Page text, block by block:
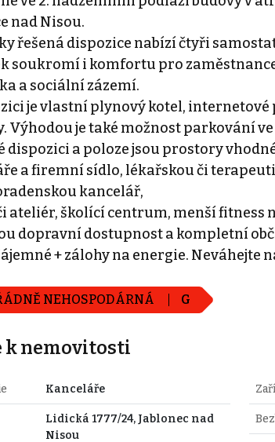
nad Nisou.
řešená dispozice nabízí čtyři
soukromí i komfortu pro
a sociální zázemí.
je vlastní plynový kotel,
Výhodou je také možnost parkování ve
dispozici a poloze jsou prostory
a firemní sídlo, lékařskou či
kancelář,
ateliér, školící centrum, menší fitness
dopravní dostupnost a kompletní
+ zálohy na energie.
NEHOSPODÁRNÁ G
k nemovitosti
Kanceláře
Lidická 1777/24, Jablonec nad
Nisou